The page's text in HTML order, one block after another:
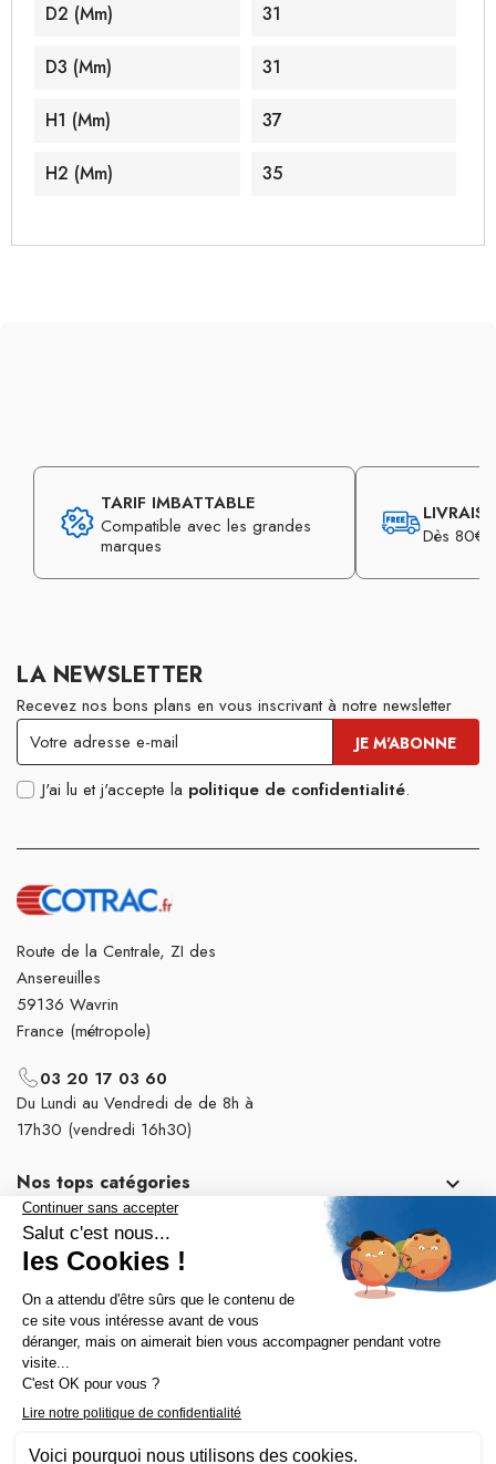
D2 (mm) 31
D3 (mm) 31
H1 (mm) 37
H2 (mm) 35
TARIF IMBATTABLE
Compatible avec les grandes
marques
Dès 80€
LA NEWSLETTER
Recevez nos bons plans en vous inscrivant à notre newsletter
J'ai lu et j'accepte la politique de confidentialité.
Route de la Centrale, ZI des
Ansereuilles
59136 Wavrin
France (métropole)
03 20 17 03 60
Du Lundi au Vendredi de de 8h à
17h30 (vendredi 16h30)
Nos tops catégories 
Notre société 